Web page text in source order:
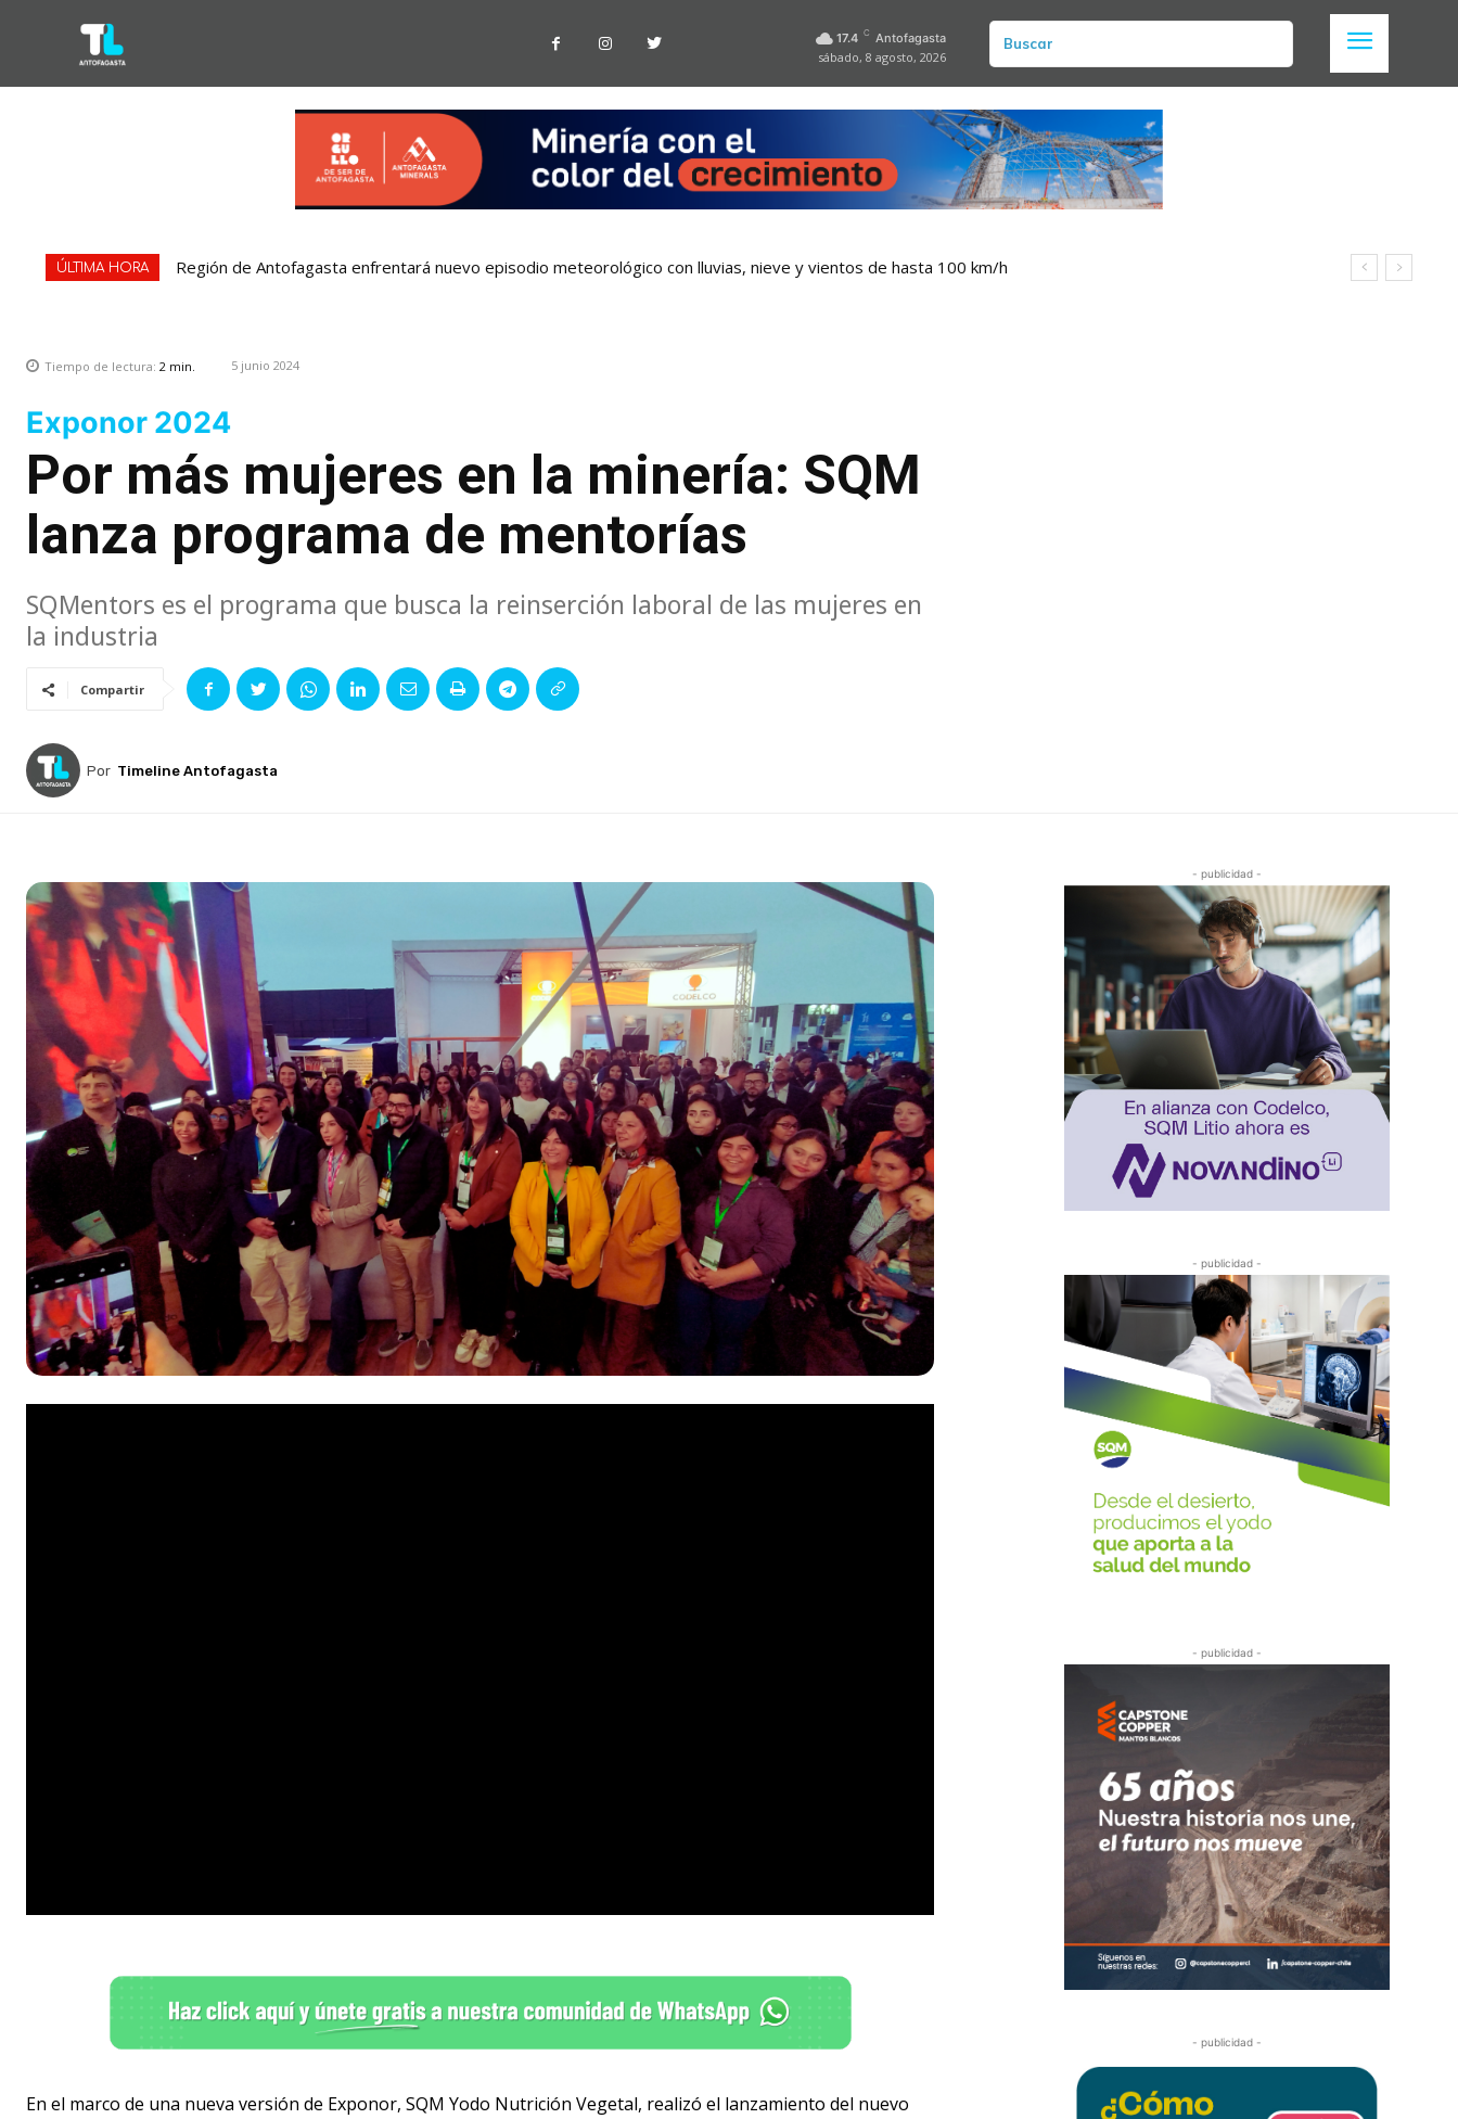
17.4 C Antofagasta
sábado, 8 agosto, 2026
Buscar
ÚLTIMA HORA Región de Antofagasta enfrentará nuevo episodio meteorológico con lluvias, nieve y vientos de hasta 100 km/h
Tiempo de lectura: 2 min. 5 junio 2024
Exponor 2024
Por más mujeres en la minería: SQM
lanza programa de mentorías
SQMentors es el programa que busca la reinserción laboral de las mujeres en
la industria
Compartir
Por Timeline Antofagasta
En el marco de una nueva versión de Exponor, SQM Yodo Nutrición Vegetal, realizó el lanzamiento del nuevo
- publicidad -
- publicidad -
- publicidad -
- publicidad -